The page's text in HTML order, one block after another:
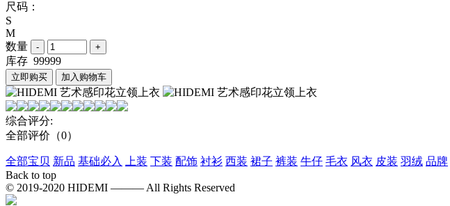
尺码：
S
M
数量
库存 99999
立即购买 加入购物车
综合评分:
全部评价 （0）
全部宝贝 新品 基础必入 上装 下装 配饰 衬衫 西装 裙子 裤装 牛仔 毛衣 风衣 皮装 羽绒 品牌
Back to top
© 2019-2020 HIDEMI ——— All Rights Reserved